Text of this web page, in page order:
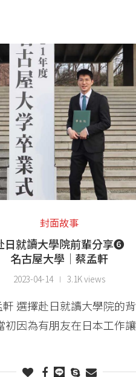
封面故事
日就讀大學院前輩分享❻
名古屋大學│蔡孟軒
2023-04-14 3.1K views
軒 選擇赴日就讀大學院的背
初因為有朋友在日本工作讓